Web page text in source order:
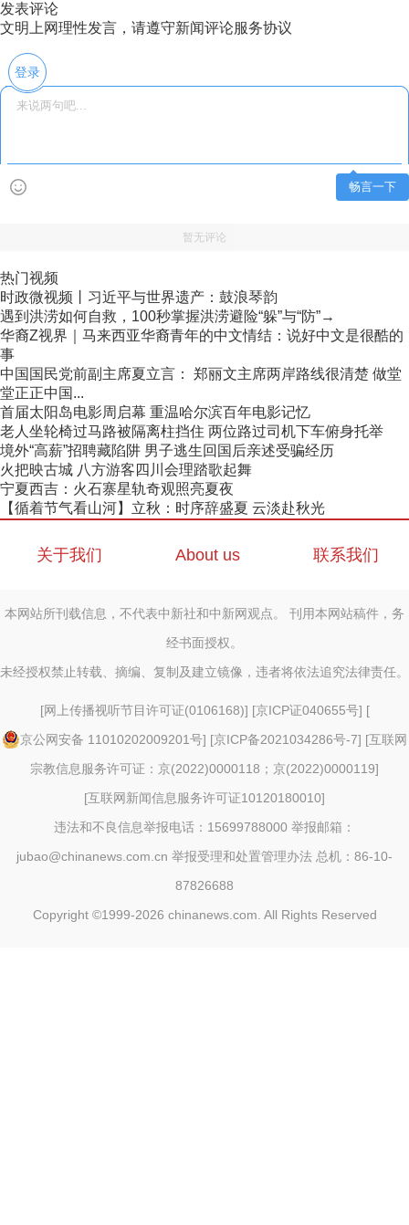
发表评论
文明上网理性发言，请遵守新闻评论服务协议
登录
畅言一下
暂无评论
热门视频
时政微视频丨习近平与世界遗产：鼓浪琴韵
遇到洪涝如何自救，100秒掌握洪涝避险“躲”与“防”→
华裔Z视界｜马来西亚华裔青年的中文情结：说好中文是很酷的
事
中国国民党前副主席夏立言： 郑丽文主席两岸路线很清楚 做堂
堂正正中国...
首届太阳岛电影周启幕 重温哈尔滨百年电影记忆
老人坐轮椅过马路被隔离柱挡住 两位路过司机下车俯身托举
境外“高薪”招聘藏陷阱 男子逃生回国后亲述受骗经历
火把映古城 八方游客四川会理踏歌起舞
宁夏西吉：火石寨星轨奇观照亮夏夜
【循着节气看山河】立秋：时序辞盛夏 云淡赴秋光
关于我们 About us 联系我们
本网站所刊载信息，不代表中新社和中新网观点。 刊用本网站稿件，务
经书面授权。
未经授权禁止转载、摘编、复制及建立镜像，违者将依法追究法律责任。
[网上传播视听节目许可证(0106168)] [京ICP证040655号] [
京公网安备 11010202009201号] [京ICP备2021034286号-7] [互联网
宗教信息服务许可证：京(2022)0000118；京(2022)0000119]
[互联网新闻信息服务许可证10120180010]
违法和不良信息举报电话：15699788000 举报邮箱：
jubao@chinanews.com.cn 举报受理和处置管理办法 总机：86-10-
87826688
Copyright ©1999-2026 chinanews.com. All Rights Reserved